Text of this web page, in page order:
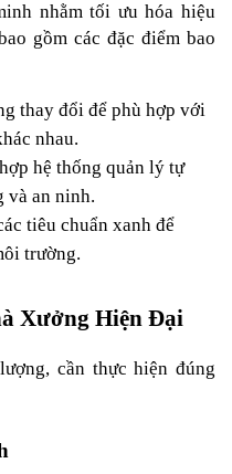
nhằm tối ưu hóa hiệu
gồm các đặc điểm bao
thay đổi để phù hợp với
nhau.
hệ thống quản lý tự
và an ninh.
tiêu chuẩn xanh để
trường.
Xưởng Hiện Đại
cần thực hiện đúng